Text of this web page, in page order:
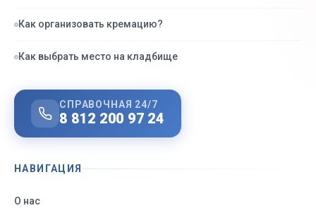
Как организовать кремацию?
Как выбрать место на кладбище
СПРАВОЧНАЯ 24/7
8 812 200 97 24
НАВИГАЦИЯ
О нас